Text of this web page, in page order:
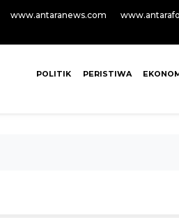
www.antaranews.com
POLITIK PERISTIWA